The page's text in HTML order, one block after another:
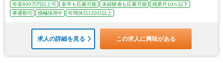
年収600万円以上可 新卒も応募可能 未経験者も応募可能
残業月10ｈ以下
車通勤可
積極採用中 年間休日120日以上
求人の詳細を見る この求人に興味がある